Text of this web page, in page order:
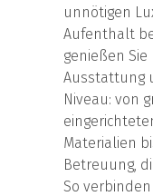
unnötigen
Aufenthalt
genießen
Ausstattung
Niveau: von
Materialien
Betreuung,
So